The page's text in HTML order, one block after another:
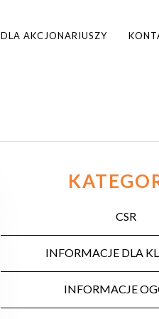
DLA AKCJONARIUSZY
CSR
INFORMACJE DLA
INFORMACJE